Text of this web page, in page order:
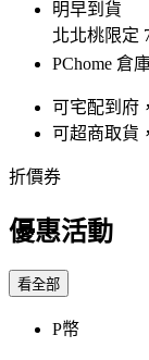
明早到貨
北北桃限定
PChome 倉
可宅配到府
可超商取貨
折價券
優惠活動
看全部
P幣